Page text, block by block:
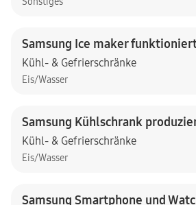
Samsung Ice maker
Kühl- & Gefrierschränke
Eis/Wasser
Samsung Kühlschrank
Kühl- & Gefrierschränke
Eis/Wasser
Samsung Smartphone und